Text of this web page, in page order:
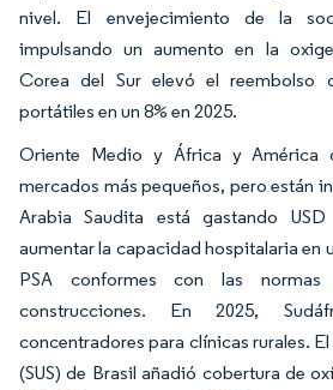
nivel. El envejecimiento de la
impulsando un aumento en la
Corea del Sur elevó el reembolso
portátiles en un 8% en 2025.
Oriente Medio y África y América
mercados más pequeños, pero están
Arabia Saudita está gastando
aumentar la capacidad hospitalaria en
PSA conformes con las
construcciones. En 2025,
concentradores para clínicas rurales.
(SUS) de Brasil añadió cobertura de